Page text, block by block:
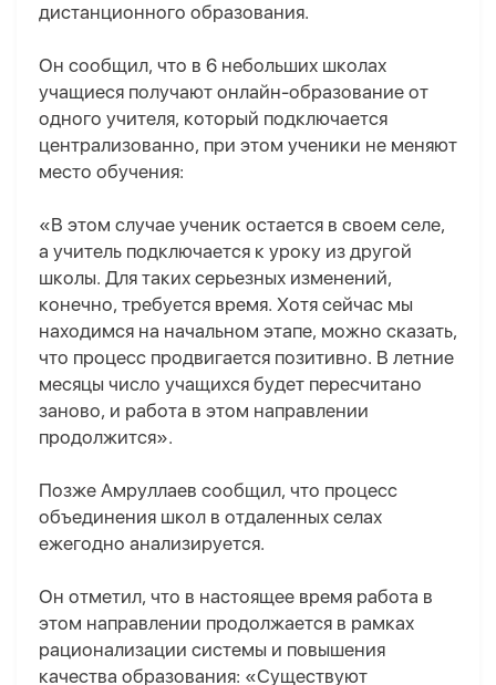
дистанционного образования.
Он сообщил, что в 6 небольших школах
учащиеся получают онлайн-образование от
одного учителя, который подключается
централизованно, при этом ученики не меняют
место обучения:
«В этом случае ученик остается в своем селе,
а учитель подключается к уроку из другой
школы. Для таких серьезных изменений,
конечно, требуется время. Хотя сейчас мы
находимся на начальном этапе, можно сказать,
что процесс продвигается позитивно. В летние
месяцы число учащихся будет пересчитано
заново, и работа в этом направлении
продолжится».
Позже Амруллаев сообщил, что процесс
объединения школ в отдаленных селах
ежегодно анализируется.
Он отметил, что в настоящее время работа в
этом направлении продолжается в рамках
рационализации системы и повышения
качества образования: «Существуют